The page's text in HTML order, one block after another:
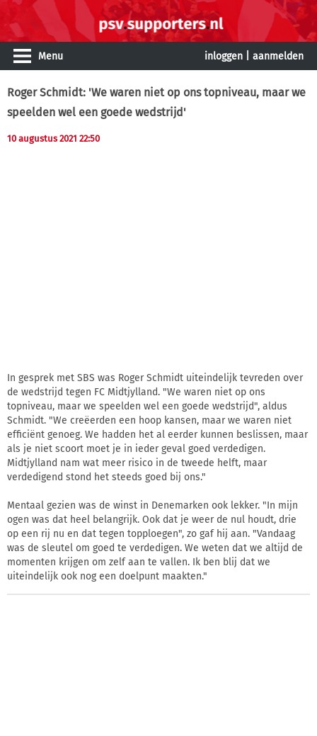
Menu inloggen aanmelden
Roger Schmidt: 'We waren niet op ons topniveau, maar we
speelden wel een goede wedstrijd'
10 augustus 2021 22:50
In gesprek met SBS was Roger Schmidt uiteindelijk tevreden over
de wedstrijd tegen FC Midtjylland. "We waren niet op ons
topniveau, maar we speelden wel een goede wedstrijd", aldus
Schmidt. "We creëerden een hoop kansen, maar we waren niet
efficiënt genoeg. We hadden het al eerder kunnen beslissen, maar
als je niet scoort moet je in ieder geval goed verdedigen.
Midtjylland nam wat meer risico in de tweede helft, maar
verdedigend stond het steeds goed bij ons."
Mentaal gezien was de winst in Denemarken ook lekker. "In mijn
ogen was dat heel belangrijk. Ook dat je weer de nul houdt, drie
op een rij nu en dat tegen topploegen", zo gaf hij aan. "Vandaag
was de sleutel om goed te verdedigen. We weten dat we altijd de
momenten krijgen om zelf aan te vallen. Ik ben blij dat we
uiteindelijk ook nog een doelpunt maakten."